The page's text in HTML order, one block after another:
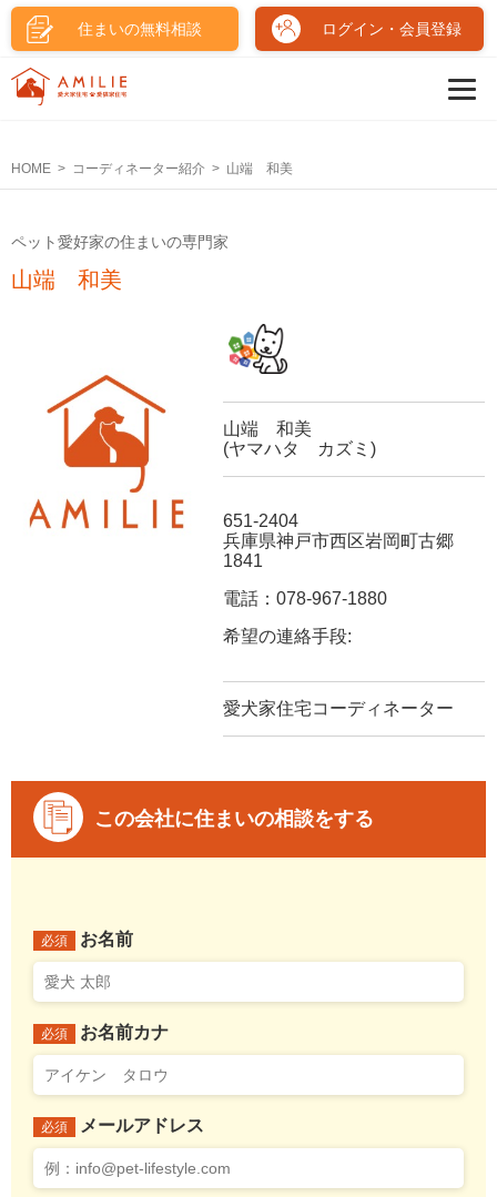
住まいの無料相談 ログイン・会員登録
HOME コーディネーター紹介 山端 和美
ペット愛好家の住まいの専門家
山端 和美
山端 和美
(ヤマハタ カズミ)
651-2404
兵庫県神戸市西区岩岡町古郷
1841
電話：078-967-1880
希望の連絡手段:
愛犬家住宅コーディネーター
この会社に住まいの相談をする
必須 お名前
必須 お名前カナ
必須 メールアドレス